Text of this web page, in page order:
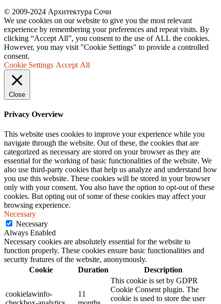
© 2009-2024 Архитектура Сочи
We use cookies on our website to give you the most relevant
experience by remembering your preferences and repeat visits. By
clicking “Accept All”, you consent to the use of ALL the cookies.
However, you may visit "Cookie Settings" to provide a controlled
consent.
Cookie Settings Accept All
Close
Privacy Overview
This website uses cookies to improve your experience while you
navigate through the website. Out of these, the cookies that are
categorized as necessary are stored on your browser as they are
essential for the working of basic functionalities of the website. We
also use third-party cookies that help us analyze and understand how
you use this website. These cookies will be stored in your browser
only with your consent. You also have the option to opt-out of these
cookies. But opting out of some of these cookies may affect your
browsing experience.
Necessary
Necessary
Always Enabled
Necessary cookies are absolutely essential for the website to
function properly. These cookies ensure basic functionalities and
security features of the website, anonymously.
Cookie
Duration Description
cookielawinfo-
11
This cookie is set by GDPR
Cookie Consent plugin. The
cookie is used to store the user